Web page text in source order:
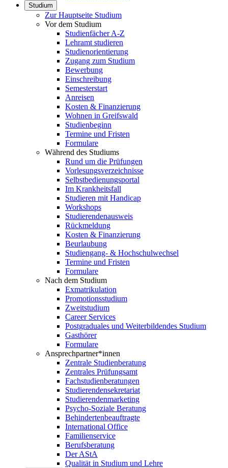
Studium
Zur Hauptseite Studium
Vor dem Studium
Studienfächer A-Z
Lehramt studieren
Studienorientierung
Zugang zum Studium
Bewerbung
Einschreibung
Semesterstart
Anreisen
Kosten & Finanzierung
Wohnen in Greifswald
Studienbeginn
Termine und Fristen
Formulare
Während des Studiums
Rund um die Prüfungen
Vorlesungsverzeichnisse
Selbstbedienungsportal
Im Krankheitsfall
Studieren mit Handicap
Workshops
Studierendenausweis
Rückmeldung
Kosten & Finanzierung
Beurlaubung
Studiengang- & Hochschulwechsel
Termine und Fristen
Formulare
Nach dem Studium
Exmatrikulation
Promotionsstudium
Zweitstudium
Career Services
Postgraduales und Weiterbildendes Studium
Gasthörer
Formulare
Ansprechpartner*innen
Zentrale Studienberatung
Zentrales Prüfungsamt
Fachstudienberatungen
Studierendensekretariat
Studierendenmarketing
Psycho-Soziale Beratung
Behindertenbeauftragte
International Office
Familienservice
Berufsberatung
Der AStA
Qualität in Studium und Lehre